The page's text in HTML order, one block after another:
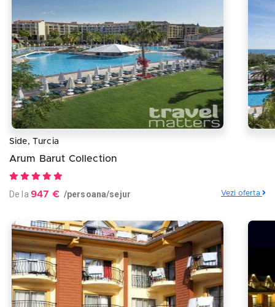
Side, Turcia
Arum Barut Collection
De la 947 € /persoana/sejur Vezi oferta